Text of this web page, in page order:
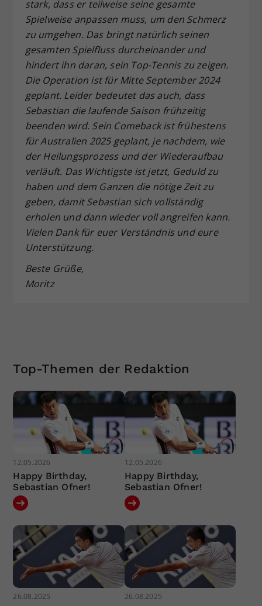
stark, dass er teilweise seine gesamte
Spielweise anpassen muss, um den Schmerz
zu umgehen. Das bringt natürlich seinen
gesamten Spielfluss durcheinander und
hindert ihn daran, sein Top-Tennis zu zeigen.
Die Operation ist für Mitte September 2024
geplant. Leider bedeutet das auch, dass
Sebastian die laufende Saison frühzeitig
beenden wird. Sein Comeback ist frühestens
für Australien 2025 geplant, je nachdem, wie
der Heilungsprozess und der Wiederaufbau
verläuft. Das Wichtigste ist jetzt, Geduld zu
haben und dem Ganzen die nötige Zeit zu
geben, damit Sebastian sich vollständig
erholen und dann wieder voll angreifen kann.
Vielen Dank für euer Verständnis und eure
Unterstützung.
Beste Grüße,
Moritz
Top-Themen der Redaktion
12.05.2026
Happy Birthday,
Sebastian Ofner!
12.05.2026
Happy Birthday,
Sebastian Ofner!
26.08.2025 26.08.2025